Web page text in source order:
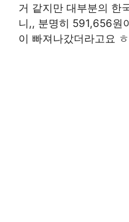
거 같지만 대부분의 한
니,, 분명히 591,656원
이 빠져나갔더라고요